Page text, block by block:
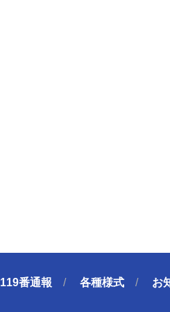
119番通報 各種様式 お